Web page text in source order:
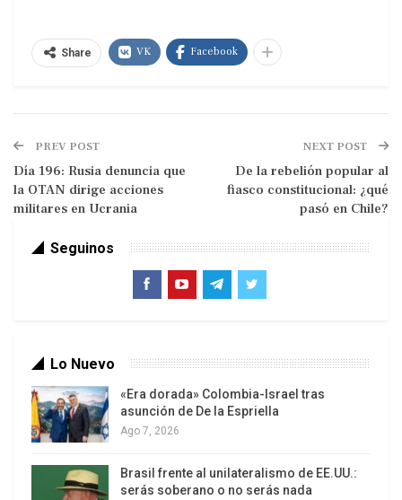
con su funeral.
Unión Europea, que en medio de una grave crisis
económica y social deberá afrontar el reto de
preservar las cenizas del Imperio británico,
protagonismo en muchos países de la
Commonwealth y territorios de ultramar
Isabel, Lilibet para los que la querían, celebraba su
cumpleaños cada 21 de abril; Isabel II, para los
Share VK Facebook
PREV POST
Día 196: Rusia denuncia que
la OTAN dirige acciones
militares en Ucrania
NEXT POST
De la rebelión popular al
fiasco constitucional: ¿qué
pasó en Chile?
Seguinos
Lo Nuevo
«Era dorada» Colombia-Israel tras
asunción de De la Espriella
Ago 7, 2026
Brasil frente al unilateralismo de EE.UU.:
serás soberano o no serás nada